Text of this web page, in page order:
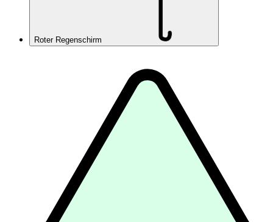
Roter Regenschirm